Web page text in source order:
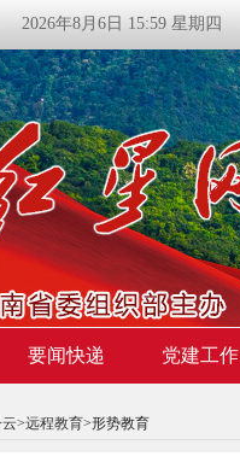
2026年8月6日 15:59 星期四
要闻快递 党建工作
>远程教育>形势教育